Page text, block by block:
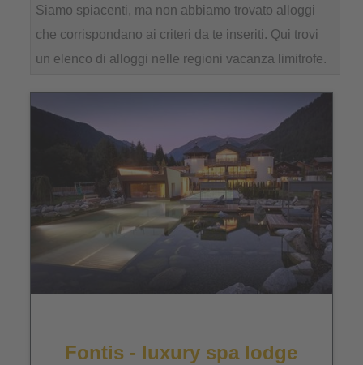
Siamo spiacenti, ma non abbiamo trovato alloggi
che corrispondano ai criteri da te inseriti. Qui trovi
un elenco di alloggi nelle regioni vacanza limitrofe.
Fontis - luxury spa lodge